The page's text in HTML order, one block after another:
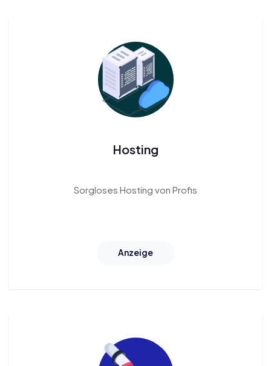
Hosting
Sorgloses Hosting von Profis
Anzeige